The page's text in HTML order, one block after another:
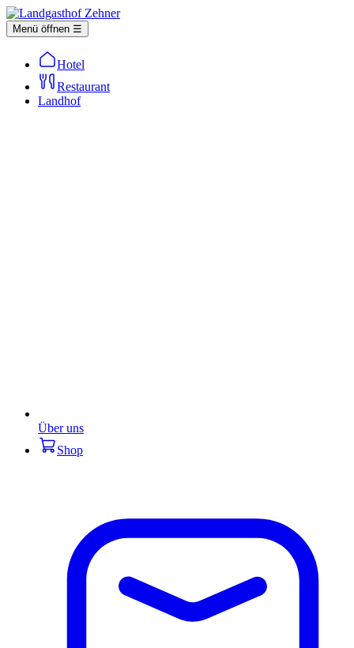
Menü öffnen ☰
Hotel
Restaurant
Landhof
Über uns
Shop